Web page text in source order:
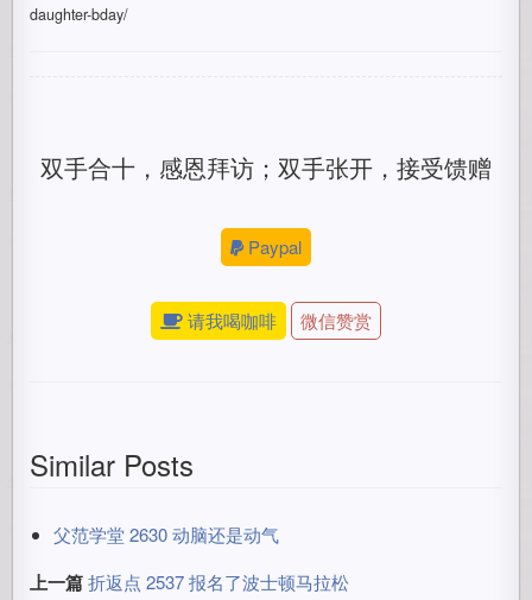
daughter-bday/
双手合十，感恩拜访；双手张开，接受馈赠
Paypal
请我喝咖啡 微信赞赏
Similar Posts
父范学堂 2630 动脑还是动气
上一篇 折返点 2537 报名了波士顿马拉松